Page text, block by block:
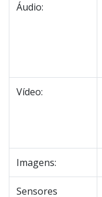
Áudio:
Vídeo:
Imagens:
Sensores